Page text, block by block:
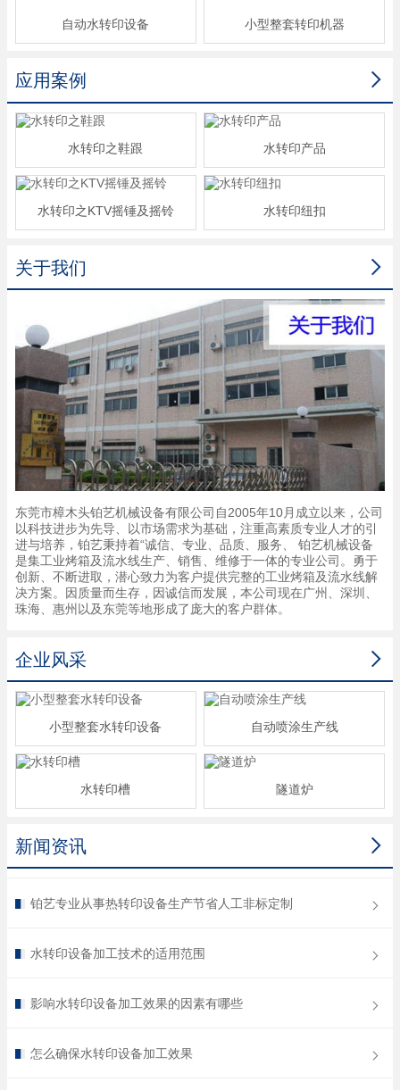
自动水转印设备 小型整套转印机器

应用案例
水转印之鞋跟 水转印产品
水转印之KTV摇锤及摇铃 水转印纽扣

关于我们
东莞市樟木头铂艺机械设备有限公司自2005年10月成立以来，公司
以科技进步为先导、以市场需求为基础，注重高素质专业人才的引
进与培养，铂艺秉持着“诚信、专业、品质、服务、 铂艺机械设备
是集工业烤箱及流水线生产、销售、维修于一体的专业公司。勇于
创新、不断进取，潜心致力为客户提供完整的工业烤箱及流水线解
决方案。因质量而生存，因诚信而发展，本公司现在广州、深圳、
珠海、惠州以及东莞等地形成了庞大的客户群体。

企业风采
小型整套水转印设备 自动喷涂生产线
水转印槽 隧道炉

新闻资讯
铂艺专业从事热转印设备生产节省人工非标定制
水转印设备加工技术的适用范围
影响水转印设备加工效果的因素有哪些
怎么确保水转印设备加工效果